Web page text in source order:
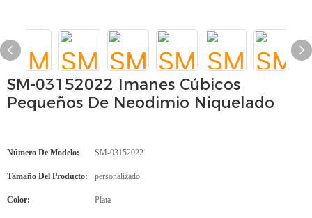
SM-03152022 Imanes Cúbicos
Pequeños De Neodimio Niquelado
Número De Modelo: SM-03152022
Tamaño Del Producto: personalizado
Color: Plata